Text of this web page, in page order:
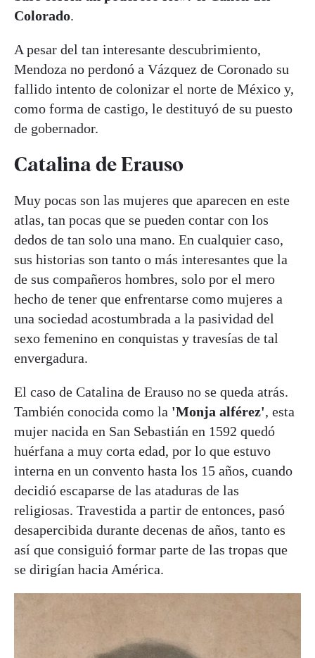
Colorado.
A pesar del tan interesante descubrimiento,
Mendoza no perdonó a Vázquez de Coronado su
fallido intento de colonizar el norte de México y,
como forma de castigo, le destituyó de su puesto
de gobernador.
Catalina de Erauso
Muy pocas son las mujeres que aparecen en este
atlas, tan pocas que se pueden contar con los
dedos de tan solo una mano. En cualquier caso,
sus historias son tanto o más interesantes que la
de sus compañeros hombres, solo por el mero
hecho de tener que enfrentarse como mujeres a
una sociedad acostumbrada a la pasividad del
sexo femenino en conquistas y travesías de tal
envergadura.
El caso de Catalina de Erauso no se queda atrás.
También conocida como la 'Monja alférez', esta
mujer nacida en San Sebastián en 1592 quedó
huérfana a muy corta edad, por lo que estuvo
interna en un convento hasta los 15 años, cuando
decidió escaparse de las ataduras de las
religiosas. Travestida a partir de entonces, pasó
desapercibida durante decenas de años, tanto es
así que consiguió formar parte de las tropas que
se dirigían hacia América.